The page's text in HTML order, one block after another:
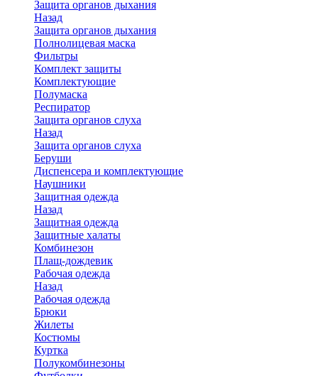
Защита органов дыхания
Назад
Защита органов дыхания
Полнолицевая маска
Фильтры
Комплект защиты
Комплектующие
Полумаска
Респиратор
Защита органов слуха
Назад
Защита органов слуха
Беруши
Диспенсера и комплектующие
Наушники
Защитная одежда
Назад
Защитная одежда
Защитные халаты
Комбинезон
Плащ-дождевик
Рабочая одежда
Назад
Рабочая одежда
Брюки
Жилеты
Костюмы
Куртка
Полукомбинезоны